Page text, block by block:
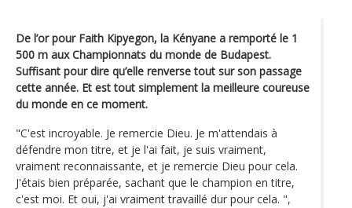
De l’or pour Faith Kipyegon, la Kényane a remporté le 1
500 m aux Championnats du monde de Budapest.
Suffisant pour dire qu’elle renverse tout sur son passage
cette année. Et est tout simplement la meilleure coureuse
du monde en ce moment.
"C'est incroyable. Je remercie Dieu. Je m'attendais à
défendre mon titre, et je l'ai fait, je suis vraiment,
vraiment reconnaissante, et je remercie Dieu pour cela.
J'étais bien préparée, sachant que le champion en titre,
c'est moi. Et oui, j'ai vraiment travaillé dur pour cela. ",